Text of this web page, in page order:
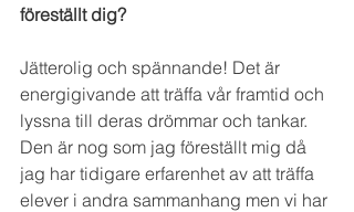
föreställt dig?
Jätterolig och spännande! Det är
energigivande att träffa vår framtid och
lyssna till deras drömmar och tankar.
Den är nog som jag föreställt mig då
jag har tidigare erfarenhet av att träffa
elever i andra sammanhang men vi har